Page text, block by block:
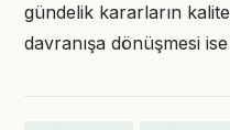
gündelik kararların
davranışa dönüşmesi